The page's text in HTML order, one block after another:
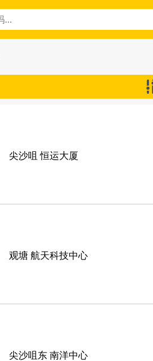
尖沙咀 恒运大厦
观塘 航天科技中心
尖沙咀东 南洋中心